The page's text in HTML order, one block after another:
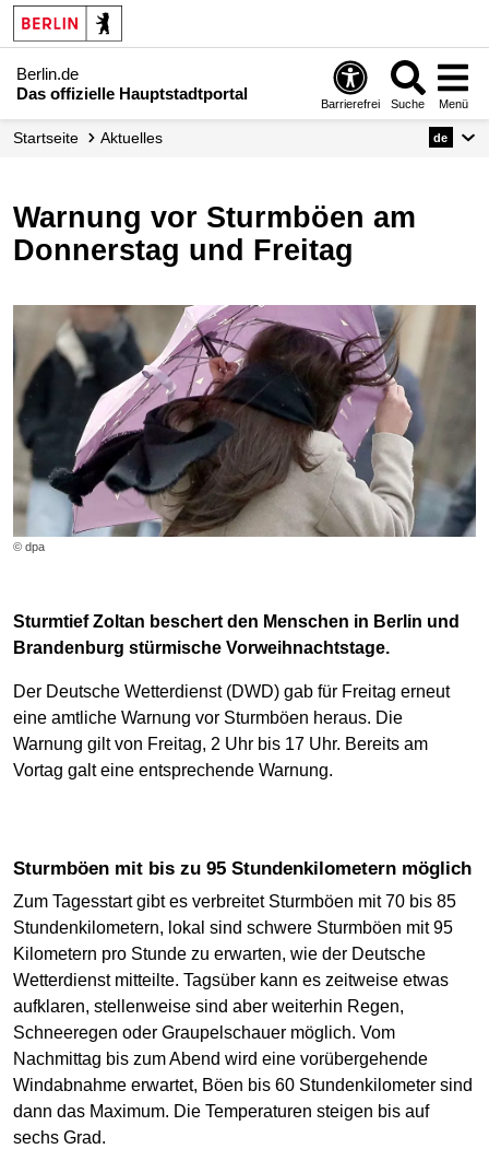
Berlin.de
Das offizielle Hauptstadtportal
Barrierefrei Suche Menü
Startseite Aktuelles de
Warnung vor Sturmböen am
Donnerstag und Freitag
© dpa
Sturmtief Zoltan beschert den Menschen in Berlin und
Brandenburg stürmische Vorweihnachtstage.
Der Deutsche Wetterdienst (DWD) gab für Freitag erneut
eine amtliche Warnung vor Sturmböen heraus. Die
Warnung gilt von Freitag, 2 Uhr bis 17 Uhr. Bereits am
Vortag galt eine entsprechende Warnung.
Sturmböen mit bis zu 95 Stundenkilometern möglich
Zum Tagesstart gibt es verbreitet Sturmböen mit 70 bis 85
Stundenkilometern, lokal sind schwere Sturmböen mit 95
Kilometern pro Stunde zu erwarten, wie der Deutsche
Wetterdienst mitteilte. Tagsüber kann es zeitweise etwas
aufklaren, stellenweise sind aber weiterhin Regen,
Schneeregen oder Graupelschauer möglich. Vom
Nachmittag bis zum Abend wird eine vorübergehende
Windabnahme erwartet, Böen bis 60 Stundenkilometer sind
dann das Maximum. Die Temperaturen steigen bis auf
sechs Grad.